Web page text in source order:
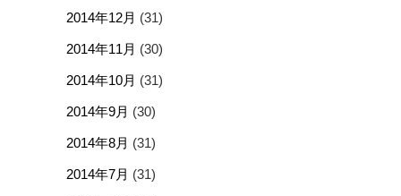
2014年12月 (31)
2014年11月 (30)
2014年10月 (31)
2014年9月 (30)
2014年8月 (31)
2014年7月 (31)